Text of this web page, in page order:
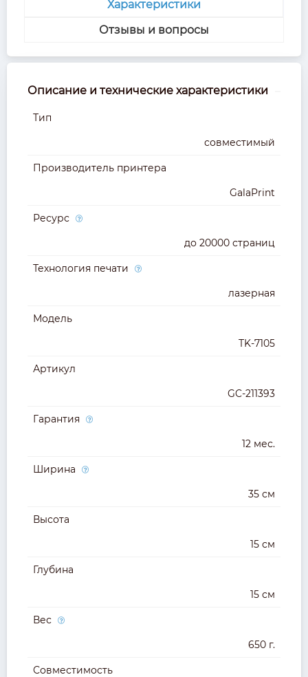
Характеристики
Отзывы и вопросы
Описание и технические характеристики
Тип
совместимый
Производитель принтера
GalaPrint
Ресурс
до 20000 страниц
Технология печати
лазерная
Модель
TK-7105
Артикул
GC-211393
Гарантия
12 мес.
Ширина
35 см
Высота
15 см
Глубина
15 см
Вес
650 г.
Совместимость